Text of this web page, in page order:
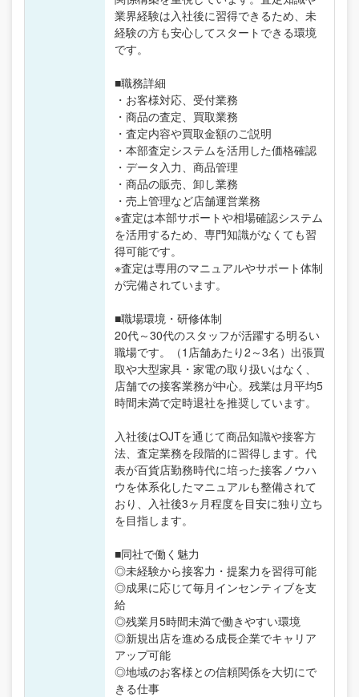
業界経験は入社後に習得できるため、未
経験の方も安心してスタートできる環境
です。
■職務詳細
・お客様対応、受付業務
・商品の査定、買取業務
・査定内容や買取金額のご説明
・本部査定システムを活用した価格確認
・データ入力、商品管理
・商品の販売、卸し業務
・売上管理など店舗運営業務
※査定は本部サポートや相場確認システム
を活用するため、専門知識がなくても習
得可能です。
※査定は専用のマニュアルやサポート体制
が完備されています。
■職場環境・研修体制
20代～30代のスタッフが活躍する明るい
職場です。（1店舗あたり2～3名）出張買
取や大型家具・家電の取り扱いはなく、
店舗での接客業務が中心。残業は月平均5
時間未満で定時退社を推奨しています。
入社後はOJTを通じて商品知識や接客方
法、査定業務を段階的に習得します。代
表が百貨店勤務時代に培った接客ノウハ
ウを体系化したマニュアルも整備されて
おり、入社後3ヶ月程度を目安に独り立ち
を目指します。
■同社で働く魅力
◎未経験から接客力・提案力を習得可能
◎成果に応じて毎月インセンティブを支
給
◎残業月5時間未満で働きやすい環境
◎新規出店を進める成長企業でキャリア
アップ可能
◎地域のお客様との信頼関係を大切にで
きる仕事